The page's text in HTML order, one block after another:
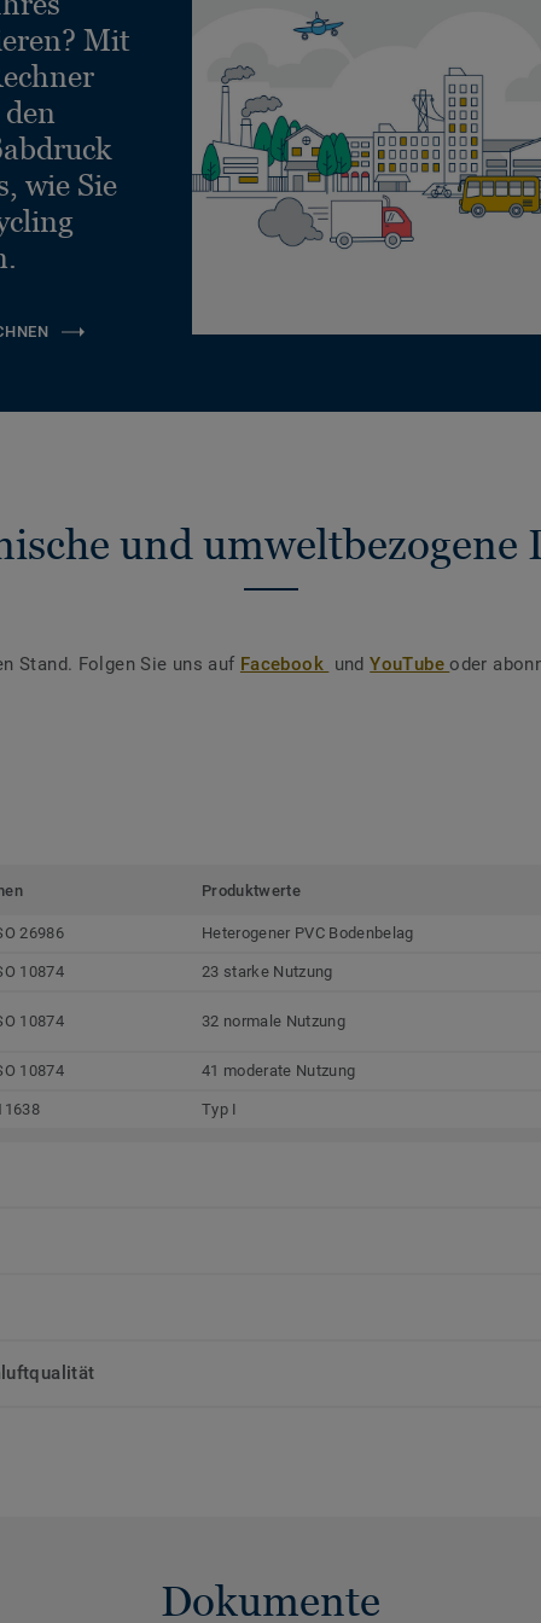
Mit
wie Sie
und umweltbezogene
Stand. Folgen Sie uns auf Facebook undYouTubeoder
Produktwerte
26986 Heterogener PVC Bodenbelag
10874 23 starke Nutzung
10874 32 normale Nutzung
10874 41 moderate Nutzung
Typ I
Dokumente